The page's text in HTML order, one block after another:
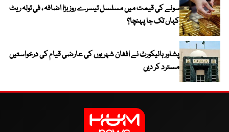
سونے کی قیمت میں مسلسل تیسرے روز بڑا اضافہ ، فی تولہ ریٹ
کہاں تک جا پہنچا؟
پشاور ہائیکورٹ نے افغان شہریوں کی عارضی قیام کی درخواستیں
مسترد کر دیں